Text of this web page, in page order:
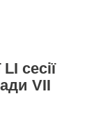
сесії
VII